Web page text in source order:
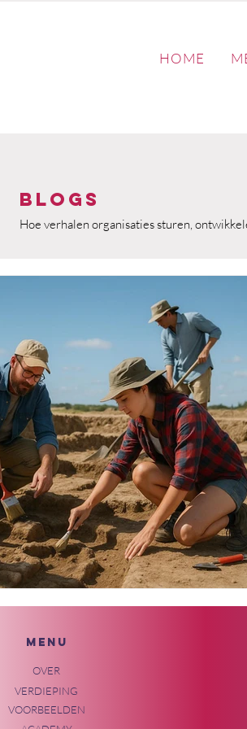
HOME
Blogs
Hoe verhalen organisaties sturen,
MENU
OVER
VERDIEPING
VOORBEELDEN